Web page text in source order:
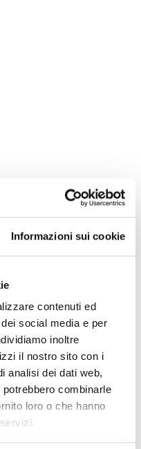
Informazioni sui cookie
contenuti ed
social media e per
inoltre
il nostro sito con i
analisi dei dati web,
combinarle
loro o che hanno